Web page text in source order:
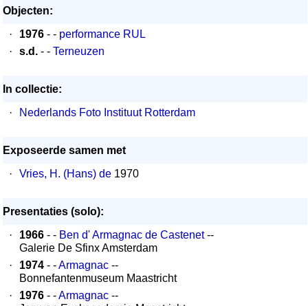
Objecten:
·
1976 - - performance RUL
·
s.d. - - Terneuzen
In collectie:
·
Nederlands Foto Instituut Rotterdam
Exposeerde samen met
·
Vries, H. (Hans) de 1970
Presentaties (solo):
·
1966 - - Ben d' Armagnac de Castenet--
Galerie De Sfinx Amsterdam
·
1974 - -Armagnac --
Bonnefantenmuseum Maastricht
·
1976 - -Armagnac --